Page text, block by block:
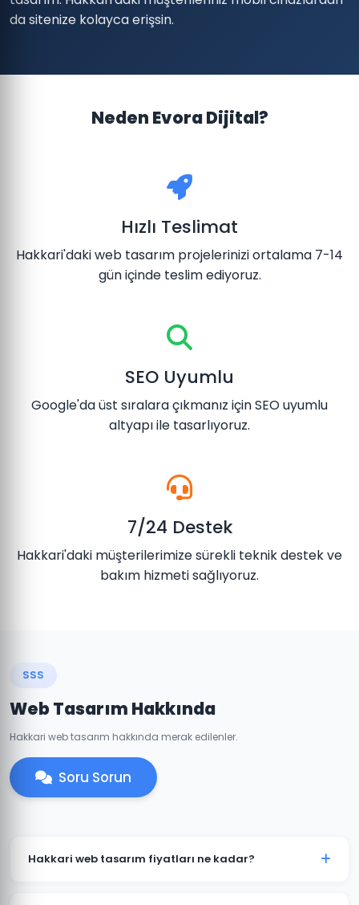
da sitenize kolayca erişsin.
Neden Evora Dijital?
Hızlı Teslimat
Hakkari'daki web tasarım projelerinizi ortalama 7-14
gün içinde teslim ediyoruz.
SEO Uyumlu
Google'da üst sıralara çıkmanız için SEO uyumlu
altyapı ile tasarlıyoruz.
7/24 Destek
Hakkari'daki müşterilerimize sürekli teknik destek ve
bakım hizmeti sağlıyoruz.
SSS
Web Tasarım Hakkında
Hakkari web tasarım hakkında merak edilenler.
Soru Sorun
Hakkari web tasarım fiyatları ne kadar?